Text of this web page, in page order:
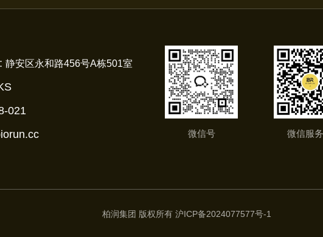
:静安区永和路456号A栋501室
021
微信号 微信服
柏润集团 版权所有 沪ICP备2024077577号-1